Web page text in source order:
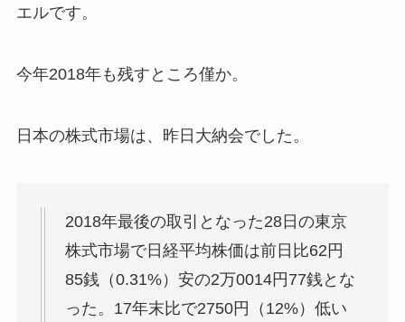
エルです。
今年2018年も残すところ僅か。
日本の株式市場は、昨日大納会でした。
2018年最後の取引となった28日の東京
株式市場で日経平均株価は前日比62円
85銭（0.31%）安の2万0014円77銭とな
った。17年末比で2750円（12%）低い